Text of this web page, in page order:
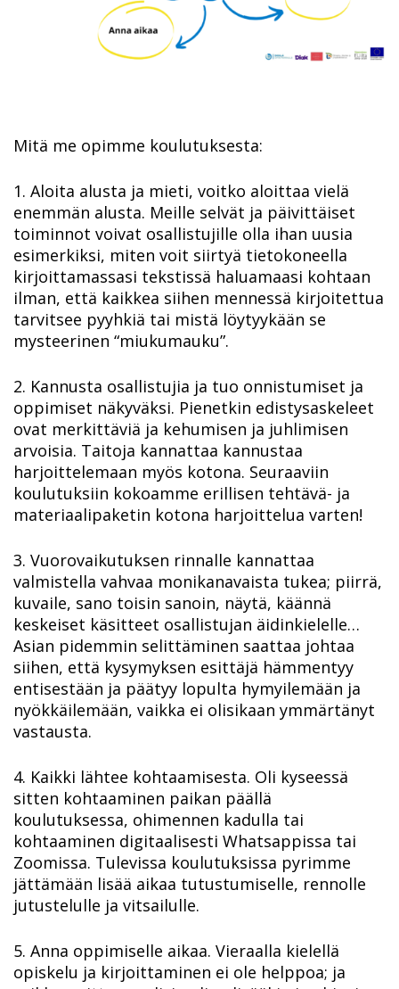
Mitä me opimme koulutuksesta:
1. Aloita alusta ja mieti, voitko aloittaa vielä
enemmän alusta. Meille selvät ja päivittäiset
toiminnot voivat osallistujille olla ihan uusia
esimerkiksi, miten voit siirtyä tietokoneella
kirjoittamassasi tekstissä haluamaasi kohtaan
ilman, että kaikkea siihen mennessä kirjoitettua
tarvitsee pyyhkiä tai mistä löytyykään se
mysteerinen “miukumauku”.
2. Kannusta osallistujia ja tuo onnistumiset ja
oppimiset näkyväksi. Pienetkin edistysaskeleet
ovat merkittäviä ja kehumisen ja juhlimisen
arvoisia. Taitoja kannattaa kannustaa
harjoittelemaan myös kotona. Seuraaviin
koulutuksiin kokoamme erillisen tehtävä- ja
materiaalipaketin kotona harjoittelua varten!
3. Vuorovaikutuksen rinnalle kannattaa
valmistella vahvaa monikanavaista tukea; piirrä,
kuvaile, sano toisin sanoin, näytä, käännä
keskeiset käsitteet osallistujan äidinkielelle…
Asian pidemmin selittäminen saattaa johtaa
siihen, että kysymyksen esittäjä hämmentyy
entisestään ja päätyy lopulta hymyilemään ja
nyökkäilemään, vaikka ei olisikaan ymmärtänyt
vastausta.
4. Kaikki lähtee kohtaamisesta. Oli kyseessä
sitten kohtaaminen paikan päällä
koulutuksessa, ohimennen kadulla tai
kohtaaminen digitaalisesti Whatsappissa tai
Zoomissa. Tulevissa koulutuksissa pyrimme
jättämään lisää aikaa tutustumiselle, rennolle
jutustelulle ja vitsailulle.
5. Anna oppimiselle aikaa. Vieraalla kielellä
opiskelu ja kirjoittaminen ei ole helppoa; ja